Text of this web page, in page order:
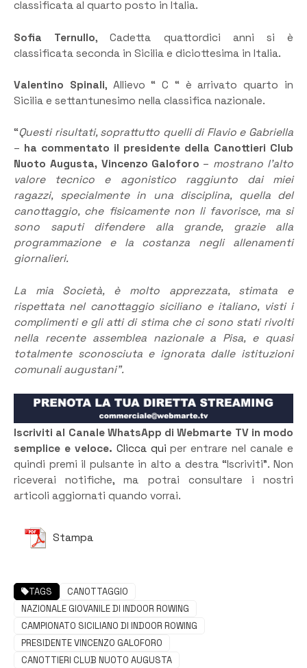
classificata al quarto posto in Italia.
Sofia Ternullo, Cadetta quattordici anni si è
classificata seconda in Sicilia e diciottesima in Italia.
Valentino Spinali, Allievo “ C “ è arrivato quarto in
Sicilia e settantunesimo nella classifica nazionale.
“Questi risultati, soprattutto quelli di Flavio e Gabriella
– ha commentato il presidente della Canottieri Club
Nuoto Augusta, Vincenzo Galoforo – mostrano l’alto
valore tecnico e agonistico raggiunto dai miei
ragazzi, specialmente in una disciplina, quella del
canottaggio, che fisicamente non li favorisce, ma si
sono saputi difendere alla grande, grazie alla
programmazione e la costanza negli allenamenti
giornalieri.
La mia Società, è molto apprezzata, stimata e
rispettata nel canottaggio siciliano e italiano, visti i
complimenti e gli atti di stima che ci sono stati rivolti
nella recente assemblea nazionale a Pisa, e quasi
totalmente sconosciuta e ignorata dalle istituzioni
comunali augustani”.
Iscriviti al Canale WhatsApp di Webmarte TV in modo
semplice e veloce. Clicca qui per entrare nel canale e
quindi premi il pulsante in alto a destra “Iscriviti”. Non
riceverai notifiche, ma potrai consultare i nostri
articoli aggiornati quando vorrai.
Stampa
TAGS
CANOTTAGGIO
NAZIONALE GIOVANILE DI INDOOR ROWING
CAMPIONATO SICILIANO DI INDOOR ROWING
PRESIDENTE VINCENZO GALOFORO
CANOTTIERI CLUB NUOTO AUGUSTA